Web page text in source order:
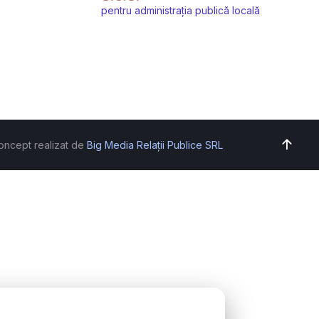
pentru administrația publică locală
realizat de Big Media Relații Publice SRL